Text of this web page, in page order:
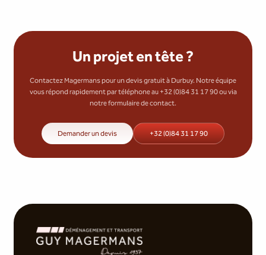
Un projet en tête ?
Contactez Magermans pour un devis gratuit à Durbuy. Notre équipe
vous répond rapidement par téléphone au +32 (0)84 31 17 90 ou via
notre formulaire de contact.
Demander un devis +32 (0)84 31 17 90